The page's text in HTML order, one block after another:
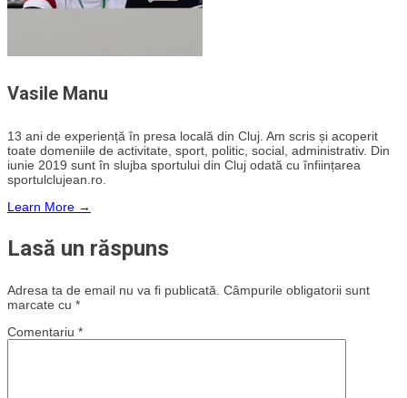
Vasile Manu
13 ani de experiență în presa locală din Cluj. Am scris și acoperit
toate domeniile de activitate, sport, politic, social, administrativ. Din
iunie 2019 sunt în slujba sportului din Cluj odată cu înființarea
sportulclujean.ro.
Learn More →
Lasă un răspuns
Adresa ta de email nu va fi publicată. Câmpurile obligatorii sunt
marcate cu *
Comentariu *